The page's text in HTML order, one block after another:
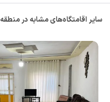
سایر اقامتگاه‌های مشابه در منطقه